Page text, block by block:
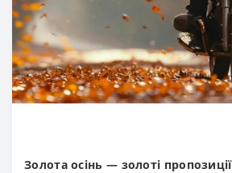
Золота осінь — золоті